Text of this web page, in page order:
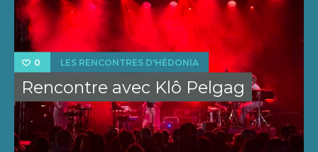
0 LES RENCONTRES D'HÉDONIA
Rencontre avec Klô Pelgag